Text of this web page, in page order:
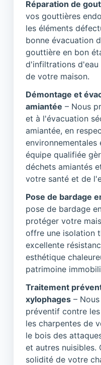
Réparation de
vos gouttières
les éléments
bonne évacuation
gouttière en bon
d'infiltrations
de votre maison.
Démontage et
amiantée – Nous
et à l'évacuation
amiantée, en
équipe qualifiée
déchets amiantés
votre santé et de
Pose de bardage
pose de bardage
protéger votre
offre une isolation
excellente
esthétique
patrimoine
Traitement
xylophages –
préventif contre
les charpentes de
le bois des
et autres nuisibles.
solidité de votre